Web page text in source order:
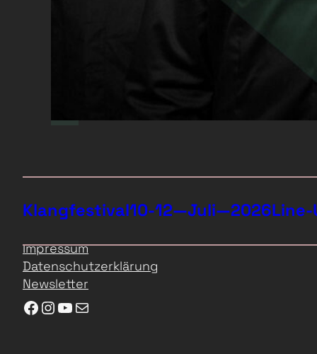
Klangfestival10-12—Juli—2026Line-
Impressum
Datenschutzerklärung
Newsletter
Facebook
Instagram
YouTube
E-Mail